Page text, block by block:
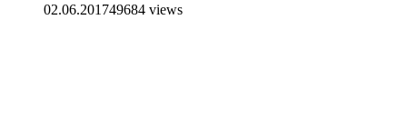
02.06.201749684 views